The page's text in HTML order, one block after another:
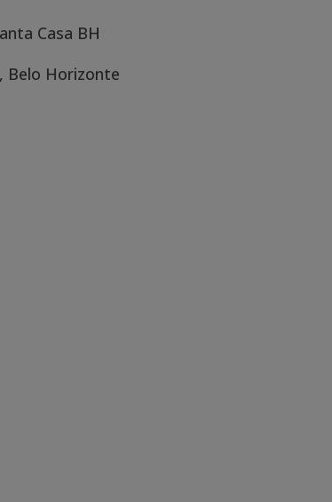
Casa BH
Belo Horizonte